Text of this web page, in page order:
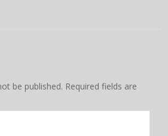
be published. Required fields are